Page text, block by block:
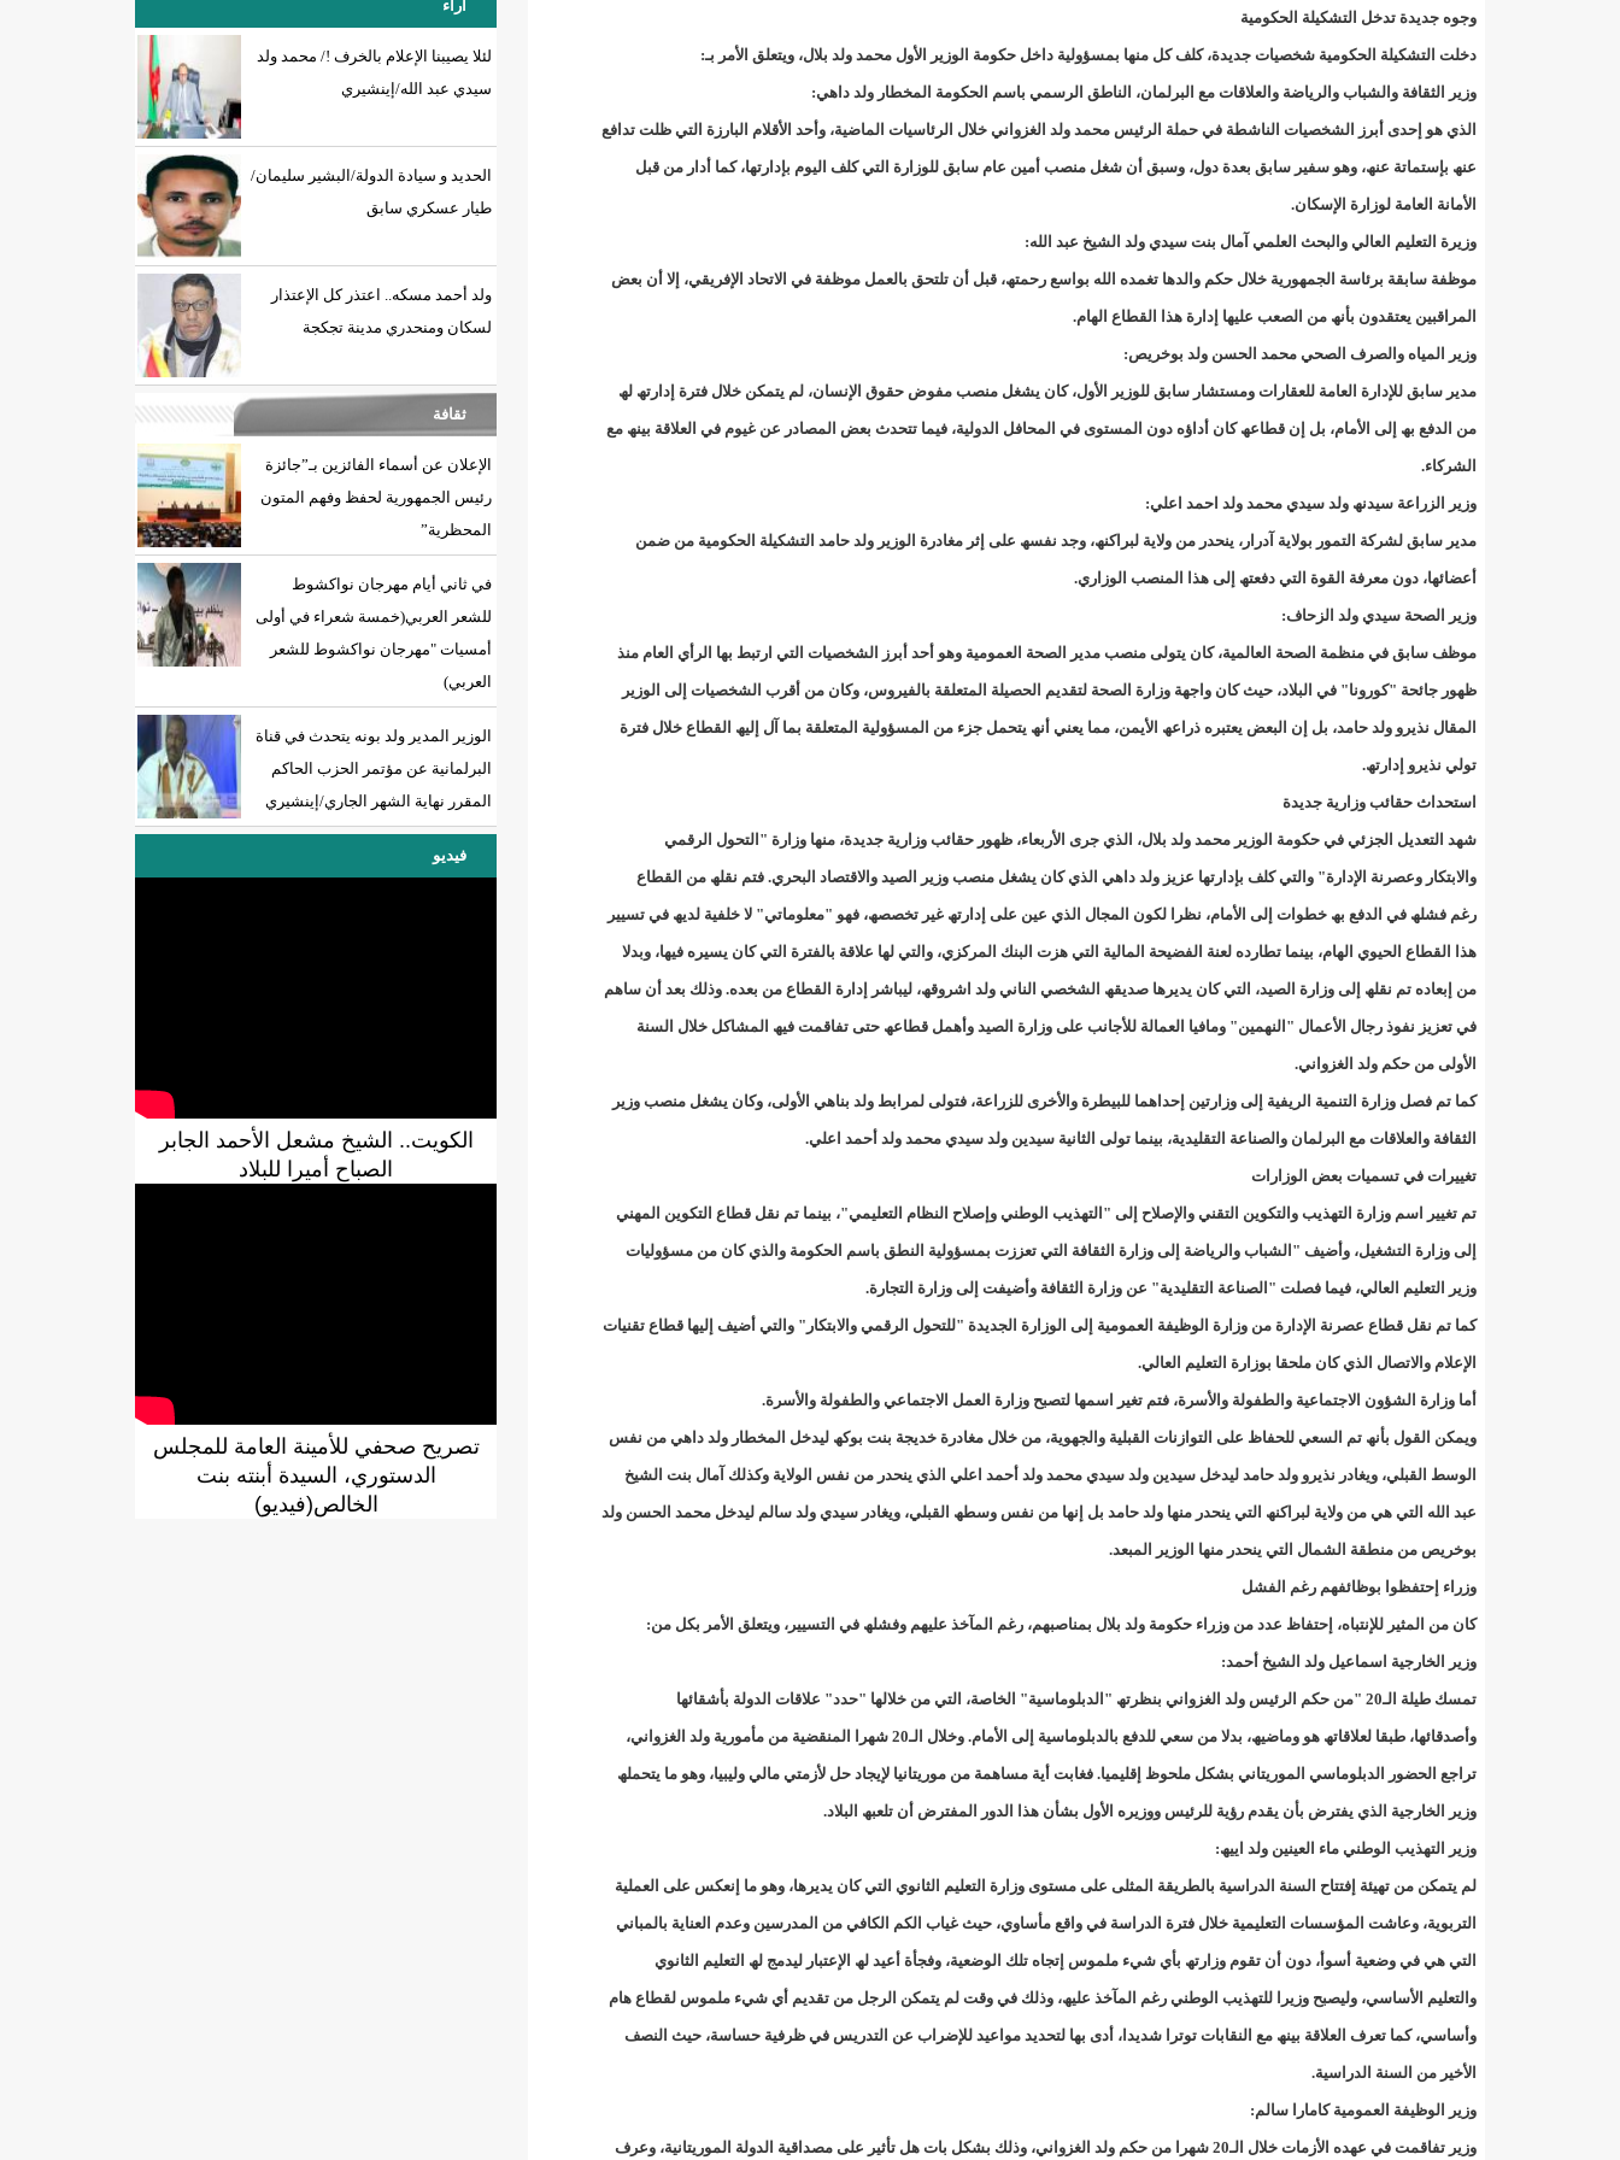
17حالة إصابة جديدة ب"كورونا" و12 حالة شفاء/إينشيري 188مخالفة خلال شهر يونيو ترصدها وزارة التجارة/الوزيرة منت مكناس
200طن من الأسماك توزع على 20 ألف أسرة فى انواكشوط وانواذيبو/إينشيري
490إصابة جديدة بكورونا و55 حالة شفاء/إينشيري 4جنرالات جدد من الدرك و الحرس/إينشيري
59من الأساتذة المتعاونين مع مؤسسات التعليم العالي مهددون بالفصل من الوزير ول سالم/إينشيري 60ألف مترشح يشاركون في امتحانات ختم الدورس الإعدادية/إيينشيري
712مدرسا إلى مختلف الولايات/إينشيري 712مدرسا إلى مختلف الولايات/إينشيري 8إصابات بكورونا وحالة وفاة واحدة/إينشيري
BCMيكشف عن: "اختلاس عدة مليارات أوقية عن طريق خيانة الأمانة والتزوير في NBM" BMIالبنك الموريتاني للاستثمار: لجأنا للقضاء دفاعا عما اتهمنا به زورا/إينشيري
BMIالبنك الموريتاني للاستثمار: لجأنا للقضاء دفاعا عما اتهمنا به زورا/إينشيري
CENIلجنة الانتخابات تعلن حصيلة جديدة للوائح الجهوية والبلدية CSA تحدد مناطق بيع المواد الغذائية بسعر مدعوم فى نواكشوط/إينشيري DREN جديد لولاية نواذييو/إينشيري
DREN جديد لولاية نواذييو/إينشيري DREN جديد لولاية نواذييو/إينشيري DREN جديد لولاية نواذييو/إينشيري DREN جديد لولاية نواذييو/إينشيري
DREN جديد لولاية نواذييو/إينشيري DREN جديد لولاية نواذييو/إينشيري DREN جديد لولاية نواذييو/إينشيري DREN جديد لولاية نواذييو/إينشيري
DREN جديد لولاية نواذييو/إينشيري HAPA/ موقع “أنباء انفو” نشر خبراً زائفاً يمسّ أمن الوطن..!/إينشيري
HAPAترفض عروض للتنافس على نيل رخصة لقناة وإذاعة خاصتين/إينشيري HAPAتعلن أسماء الشركات المتقدمة بملفات لنيل رخص إنشاء مؤسسات إعلامية جديدة/إينشيري
HAPAتعلن عن عرض رخصتي تشغيل جديدتين لمحطة إذاعية ومحطة تلفزية/إينشيري HAPAتنذر مؤسسة الشروق ميديا بعد تحقيقاتها عن "معادن موريتانيا"(بيان)
MCMتتقدم بشكوى دولية ضد الدولة الموريتانية/إينشيري MCMتسريح 10% من عمالها/إينشيري MCMتسريح 10% من عمالها/إينشيري
MOOV "موف موريتل" خدمة الإنترنت الجيلين 2G و 3G في منطقة الشكات NKTTتفاصيل مبادرة ولد هيدالة لتسوية الخلاف بين الرئيس غزواني وسلفه/إينشيري
REDISSElllينظم دورة تكوينية لصالح اللجان الجهوية لتسيير المظالم REDISSElllينظم دورة تكوينية لصالح اللجان الجهوية لتسيير المظالم
REDISSElllينظم دورة تكوينية لصالح اللجان الجهوية لتسيير المظالم
SNDEشعب بين مطرقة العطش بأيادي "ولد البنيه" و سندان الجائحة/إينشيري SNIMﻻ ﺗﻘﻭﻡ ﺷﺭﻛﺔ "ﺳﻧﻳﻡ" ﺑﻣﺎ ﻳﻠﺯﻡ للتحضير لﺯﻳﺎﺭﺓ ﺍﻟﺮﺋﻴﺲ ﻭﻟﺪ ﺍﻟﻐﺰﻭﺍﻧﻲ ﻟﻤﺪﻳﻨﺔ ﺍﺯﻭﻳﺮﺍﺕ/إيينشيري
SOMELECتنفي إجراء تعيينات جديدة/إينشيري
UPR .. يستغنى عن خدمات المشمولين في ملفات الفساد ( اسماء/إينشيري UPR .. يستغنى عن خدمات المشمولين في ملفات الفساد ( اسماء/إينشيري
UPR .. يستغنى عن خدمات المشمولين في ملفات الفساد ( اسماء/إينشيري UPR .. يستغنى عن خدمات المشمولين في ملفات الفساد ( اسماء/إينشيري
UPR .. يستغنى عن خدمات المشمولين في ملفات الفساد ( اسماء/إينشيري UPR .. يستغنى عن خدمات المشمولين في ملفات الفساد ( اسماء/إينشيري
UPR .. يستغنى عن خدمات المشمولين في ملفات الفساد ( اسماء/إينشيري UPR .. يستغنى عن خدمات المشمولين في ملفات الفساد ( اسماء/إينشيري
UPRالحزب الحاكم يسمي أعضاء بعثاته إلى ولايات نواكشوط/إينشيري UPRيدعم استعادة الأموال المنهوبة/إينشيري
آراء
لئلا يصيبنا الإعلام بالخرف !/ محمد ولد
سيدي عبد الله/إينشيري
الحديد و سيادة الدولة/البشير سليمان/
طيار عسكري سابق
ولد أحمد مسكه.. اعتذر كل الإعتذار
لسكان ومنحدري مدينة تجكجة
ثقافة
الإعلان عن أسماء الفائزين بـ”جائزة
رئيس الجمهورية لحفظ وفهم المتون
المحظرية”
في ثاني أيام مهرجان نواكشوط
للشعر العربي(خمسة شعراء في أولى
أمسيات "مهرجان نواكشوط للشعر
العربي)
الوزير المدير ولد بونه يتحدث في قناة
البرلمانية عن مؤتمر الحزب الحاكم
المقرر نهاية الشهر الجاري/إينشيري
فيديو
الكويت.. الشيخ مشعل الأحمد الجابر
الصباح أميرا للبلاد
تصريح صحفي للأمينة العامة للمجلس
الدستوري، السيدة أبنته بنت
الخالص(فيديو)
وجوه جدیدة تدخل التشكیلة الحكومیة
دخلت التشكیلة الحكومیة شخصیات جدیدة، كلف كل منھا بمسؤولیة داخل حكومة الوزیر الأول محمد ولد بلال، ویتعلق الأمر بـ:
وزیر الثقافة والشباب والریاضة والعلاقات مع البرلمان، الناطق الرسمي باسم الحكومة المخطار ولد داھي:
الذي ھو إحدى أبرز الشخصیات الناشطة في حملة الرئیس محمد ولد الغزواني خلال الرئاسیات الماضیة، وأحد الأقلام البارزة التي ظلت تدافع
عنھ بإستماتة عنھ، وھو سفیر سابق بعدة دول، وسبق أن شغل منصب أمین عام سابق للوزارة التي كلف الیوم بإدارتھا، كما أدار من قبل
الأمانة العامة لوزارة الإسكان.
وزیرة التعلیم العالي والبحث العلمي آمال بنت سیدي ولد الشیخ عبد الله:
موظفة سابقة برئاسة الجمھوریة خلال حكم والدھا تغمده الله بواسع رحمتھ، قبل أن تلتحق بالعمل موظفة في الاتحاد الإفریقي، إلا أن بعض
المراقبین یعتقدون بأنھ من الصعب علیھا إدارة ھذا القطاع الھام.
وزیر المیاه والصرف الصحي محمد الحسن ولد بوخریص:
مدیر سابق للإدارة العامة للعقارات ومستشار سابق للوزیر الأول، كان یشغل منصب مفوض حقوق الإنسان، لم یتمكن خلال فترة إدارتھ لھ
من الدفع بھ إلى الأمام، بل إن قطاعھ كان أداؤه دون المستوى في المحافل الدولیة، فیما تتحدث بعض المصادر عن غیوم في العلاقة بینھ مع
الشركاء.
وزیر الزراعة سیدنھ ولد سیدي محمد ولد احمد اعلي:
مدیر سابق لشركة التمور بولایة آدرار، ینحدر من ولایة لبراكنھ، وجد نفسھ على إثر مغادرة الوزیر ولد حامد التشكیلة الحكومیة من ضمن
أعضائھا، دون معرفة القوة التي دفعتھ إلى ھذا المنصب الوزاري.
وزیر الصحة سیدي ولد الزحاف:
موظف سابق في منظمة الصحة العالمیة، كان یتولى منصب مدیر الصحة العمومیة وھو أحد أبرز الشخصیات التي ارتبط بھا الرأي العام منذ
ظھور جائحة "كورونا" في البلاد، حیث كان واجھة وزارة الصحة لتقدیم الحصیلة المتعلقة بالفیروس، وكان من أقرب الشخصیات إلى الوزیر
المقال نذیرو ولد حامد، بل إن البعض یعتبره ذراعھ الأیمن، مما یعني أنھ یتحمل جزء من المسؤولیة المتعلقة بما آل إلیھ القطاع خلال فترة
تولي نذیرو إدارتھ.
استحداث حقائب وزاریة جدیدة
شھد التعدیل الجزئي في حكومة الوزیر محمد ولد بلال، الذي جرى الأربعاء، ظھور حقائب وزاریة جدیدة، منھا وزارة "التحول الرقمي
والابتكار وعصرنة الإدارة" والتي كلف بإدارتھا عزیز ولد داھي الذي كان یشغل منصب وزیر الصید والاقتصاد البحري. فتم نقلھ من القطاع
رغم فشلھ في الدفع بھ خطوات إلى الأمام، نظرا لكون المجال الذي عین على إدارتھ غیر تخصصھ، فھو "معلوماتي" لا خلفیة لدیھ في تسییر
ھذا القطاع الحیوي الھام، بینما تطارده لعنة الفضیحة المالیة التي ھزت البنك المركزي، والتي لھا علاقة بالفترة التي كان یسیره فیھا، وبدلا
من إبعاده تم نقلھ إلى وزارة الصید، التي كان یدیرھا صدیقھ الشخصي الناني ولد اشروقھ، لیباشر إدارة القطاع من بعده. وذلك بعد أن ساھم
في تعزیز نفوذ رجال الأعمال "النھمین" ومافیا العمالة للأجانب على وزارة الصید وأھمل قطاعھ حتى تفاقمت فیھ المشاكل خلال السنة
الأولى من حكم ولد الغزواني.
كما تم فصل وزارة التنمیة الریفیة إلى وزارتین إحداھما للبیطرة والأخرى للزراعة، فتولى لمرابط ولد بناھي الأولى، وكان یشغل منصب وزیر
الثقافة والعلاقات مع البرلمان والصناعة التقلیدیة، بینما تولى الثانیة سیدین ولد سیدي محمد ولد أحمد اعلي.
تغییرات في تسمیات بعض الوزارات
تم تغییر اسم وزارة التھذیب والتكوین التقني والإصلاح إلى "التھذیب الوطني وإصلاح النظام التعلیمي"، بینما تم نقل قطاع التكوین المھني
إلى وزارة التشغیل، وأضیف "الشباب والریاضة إلى وزارة الثقافة التي تعززت بمسؤولیة النطق باسم الحكومة والذي كان من مسؤولیات
وزیر التعلیم العالي، فیما فصلت "الصناعة التقلیدیة" عن وزارة الثقافة وأضیفت إلى وزارة التجارة.
كما تم نقل قطاع عصرنة الإدارة من وزارة الوظیفة العمومیة إلى الوزارة الجدیدة "للتحول الرقمي والابتكار" والتي أضیف إلیھا قطاع تقنیات
الإعلام والاتصال الذي كان ملحقا بوزارة التعلیم العالي.
أما وزارة الشؤون الاجتماعیة والطفولة والأسرة، فتم تغیر اسمھا لتصبح وزارة العمل الاجتماعي والطفولة والأسرة.
ویمكن القول بأنھ تم السعي للحفاظ على التوازنات القبلیة والجھویة، من خلال مغادرة خدیجة بنت بوكھ لیدخل المخطار ولد داھي من نفس
الوسط القبلي، ویغادر نذیرو ولد حامد لیدخل سیدین ولد سیدي محمد ولد أحمد اعلي الذي ینحدر من نفس الولایة وكذلك آمال بنت الشیخ
عبد الله التي ھي من ولایة لبراكنھ التي ینحدر منھا ولد حامد بل إنھا من نفس وسطھ القبلي، ویغادر سیدي ولد سالم لیدخل محمد الحسن ولد
بوخریص من منطقة الشمال التي ینحدر منھا الوزیر المبعد.
وزراء إحتفظوا بوظائفھم رغم الفشل
كان من المثیر للإنتباه، إحتفاظ عدد من وزراء حكومة ولد بلال بمناصبھم، رغم المآخذ علیھم وفشلھ في التسییر، ویتعلق الأمر بكل من:
وزیر الخارجیة اسماعیل ولد الشیخ أحمد:
تمسك طیلة الـ20 "من حكم الرئیس ولد الغزواني بنظرتھ "الدبلوماسیة" الخاصة، التي من خلالھا "حدد" علاقات الدولة بأشقائھا
وأصدقائھا، طبقا لعلاقاتھ ھو وماضیھ، بدلا من سعي للدفع بالدبلوماسیة إلى الأمام. وخلال الـ20 شھرا المنقضیة من مأموریة ولد الغزواني،
تراجع الحضور الدبلوماسي الموریتاني بشكل ملحوظ إقلیمیا. فغابت أیة مساھمة من موریتانیا لإیجاد حل لأزمتي مالي ولیبیا، وھو ما یتحملھ
وزیر الخارجیة الذي یفترض بأن یقدم رؤیة للرئیس ووزیره الأول بشأن ھذا الدور المفترض أن تلعبھ البلاد.
وزیر التھذیب الوطني ماء العینین ولد اییھ:
لم یتمكن من تھیئة إفتتاح السنة الدراسیة بالطریقة المثلى على مستوى وزارة التعلیم الثانوي التي كان یدیرھا، وھو ما إنعكس على العملیة
التربویة، وعاشت المؤسسات التعلیمیة خلال فترة الدراسة في واقع مأساوي، حیث غیاب الكم الكافي من المدرسین وعدم العنایة بالمباني
التي ھي في وضعیة أسوأ، دون أن تقوم وزارتھ بأي شيء ملموس إتجاه تلك الوضعیة، وفجأة أعید لھ الإعتبار لیدمج لھ التعلیم الثانوي
والتعلیم الأساسي، ولیصبح وزیرا للتھذیب الوطني رغم المآخذ علیھ، وذلك في وقت لم یتمكن الرجل من تقدیم أي شيء ملموس لقطاع ھام
وأساسي، كما تعرف العلاقة بینھ مع النقابات توترا شدیدا، أدى بھا لتحدید مواعید للإضراب عن التدریس في ظرفیة حساسة، حیث النصف
الأخیر من السنة الدراسیة.
وزیر الوظیفة العمومیة كامارا سالم:
وزیر تفاقمت في عھده الأزمات خلال الـ20 شھرا من حكم ولد الغزواني، وذلك بشكل بات ھل تأثیر على مصداقیة الدولة الموریتانیة، وعرف